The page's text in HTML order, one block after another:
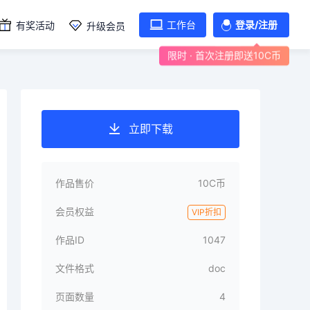
有奖活动 升级会员 工作台 登录/注册
限时 · 首次注册即送10C币
立即下载
作品售价 10C币
会员权益 VIP折扣
作品ID 1047
文件格式 doc
页面数量 4